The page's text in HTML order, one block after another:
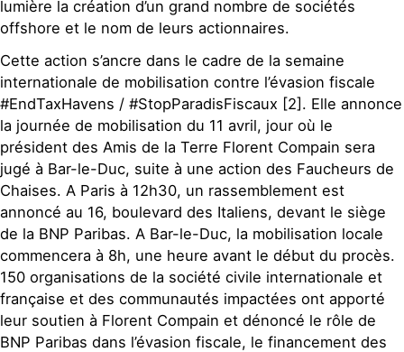
lumière la création d’un grand nombre de sociétés
offshore et le nom de leurs actionnaires.
Cette action s’ancre dans le cadre de la semaine
internationale de mobilisation contre l’évasion fiscale
#EndTaxHavens / #StopParadisFiscaux [2]. Elle annonce
la journée de mobilisation du 11 avril, jour où le
président des Amis de la Terre Florent Compain sera
jugé à Bar-le-Duc, suite à une action des Faucheurs de
Chaises. A Paris à 12h30, un rassemblement est
annoncé au 16, boulevard des Italiens, devant le siège
de la BNP Paribas. A Bar-le-Duc, la mobilisation locale
commencera à 8h, une heure avant le début du procès.
150 organisations de la société civile internationale et
française et des communautés impactées ont apporté
leur soutien à Florent Compain et dénoncé le rôle de
BNP Paribas dans l’évasion fiscale, le financement des